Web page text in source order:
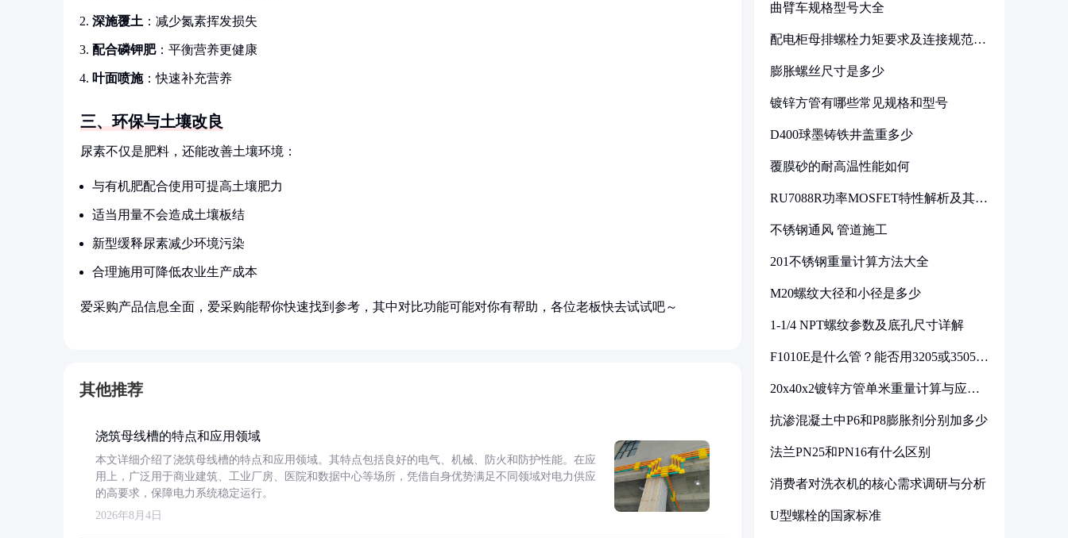
深施覆土 ：减少氮素挥发损失
配合磷钾肥：平衡营养更健康
叶面喷施：快速补充营养
三、环保与土壤改良
尿素不仅是肥料，还能改善土壤环境：
与有机肥配合使用可提高土壤肥力
适当用量不会造成土壤板结
新型缓释尿素减少环境污染
合理施用可降低农业生产成本
爱采购产品信息全面，爱采购能帮你快速找到参考，其中对比功能可能对你有帮助，各位老板快去试试吧～
其他推荐
浇筑母线槽的特点和应用领域
本文详细介绍了浇筑母线槽的特点和应用领域。其特点包括良好的电气、机械、防火和防护性能。在应
用上，广泛用于商业建筑、工业厂房、医院和数据中心等场所，凭借自身优势满足不同领域对电力供应
的高要求，保障电力系统稳定运行。
2026年8月4日
曲臂车规格型号大全
配电柜母排螺栓力矩要求及连接规范详
膨胀螺丝尺寸是多少
镀锌方管有哪些常见规格和型号
D400球墨铸铁井盖重多少
覆膜砂的耐高温性能如何
RU7088R功率MOSFET特性解析及其在
不锈钢通风 管道施工
201不锈钢重量计算方法大全
M20螺纹大径和小径是多少
1-1/4 NPT螺纹参数及底孔尺寸详解
F1010E是什么管？能否用3205或3505代
20x40x2镀锌方管单米重量计算与应用
抗渗混凝土中P6和P8膨胀剂分别加多少
法兰PN25和PN16有什么区别
消费者对洗衣机的核心需求调研与分析
U型螺栓的国家标准